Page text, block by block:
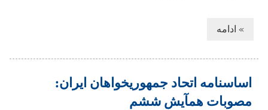
» ادامه
اساسنامه اتحاد جمهوریخواهان ایران:
مصوبات همآیش ششم